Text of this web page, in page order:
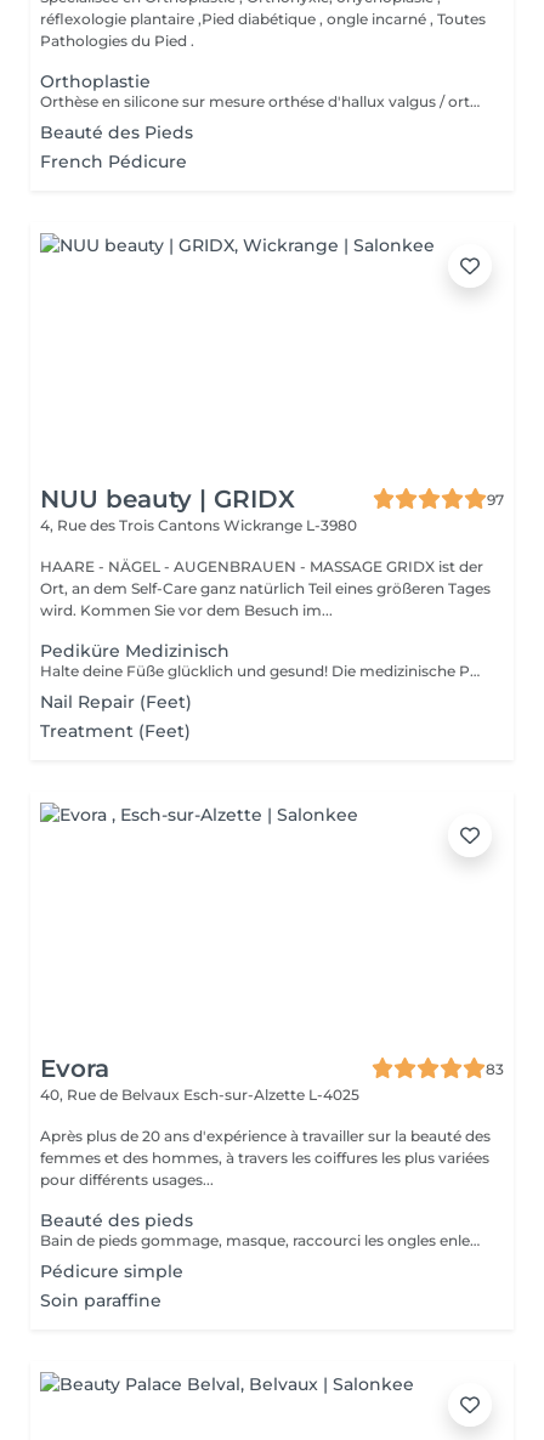
réflexologie plantaire ,Pied diabétique , ongle incarné , Toutes
Pathologies du Pied .
Orthoplastie
Orthèse en silicone sur mesure orthése d'hallux valgus / orthes chevauchement des orteils / orthése protection des ongles pieds sportif
Beauté des Pieds
French Pédicure
NUU beauty | GRIDX
97
4, Rue des Trois Cantons Wickrange L-3980
HAARE - NÄGEL - AUGENBRAUEN - MASSAGE GRIDX ist der
Ort, an dem Self-Care ganz natürlich Teil eines größeren Tages
wird. Kommen Sie vor dem Besuch im...
Pediküre Medizinisch
Halte deine Füße glücklich und gesund! Die medizinische Pediküre ist eine spezialisierte Form der Fußbehandlung, bei der ein Nagelmeister Probleme wie Hornhaut, Risse und deformierte Nägel behandelt. Wie wird die medizinische Pediküre durchgeführt? - Problemidentifikation - Desinfektion und Erweichung der Füße - Entfernung von Hornhaut - Behandlung der Nagelplatte - Hautbehandlung - Auftragen einer medizinischen Creme Altersbeschränkungen: empfohlen ab 16 Jahren. Empfehlungen nach dem Eingriff: professionelle häusliche Pflege wird nach dem Eingriff empfohlen. Frequenz: einmal in 3-4 Wochen.
Nail Repair (Feet)
Treatment (Feet)
Evora
83
40, Rue de Belvaux Esch-sur-Alzette L-4025
Après plus de 20 ans d'expérience à travailler sur la beauté des
femmes et des hommes, à travers les coiffures les plus variées
pour différents usages...
Beauté des pieds
Bain de pieds gommage, masque, raccourci les ongles enlever toute la peau morte et pour finaliser un massage
Pédicure simple
Soin paraffine